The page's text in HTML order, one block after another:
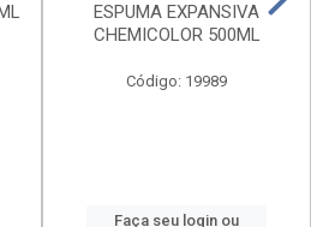
ESPUMA EXPANSIVA
CHEMICOLOR 500ML
Código: 19989
Faça seu login ou